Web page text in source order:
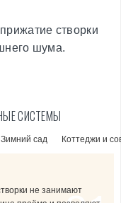
створки
шума.
СИСТЕМЫ
Зимний сад Коттеджи и
не занимают
границу между
удерживают
лофт, хай-
позволяют